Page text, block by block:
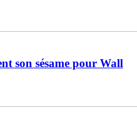
son sésame pour Wall